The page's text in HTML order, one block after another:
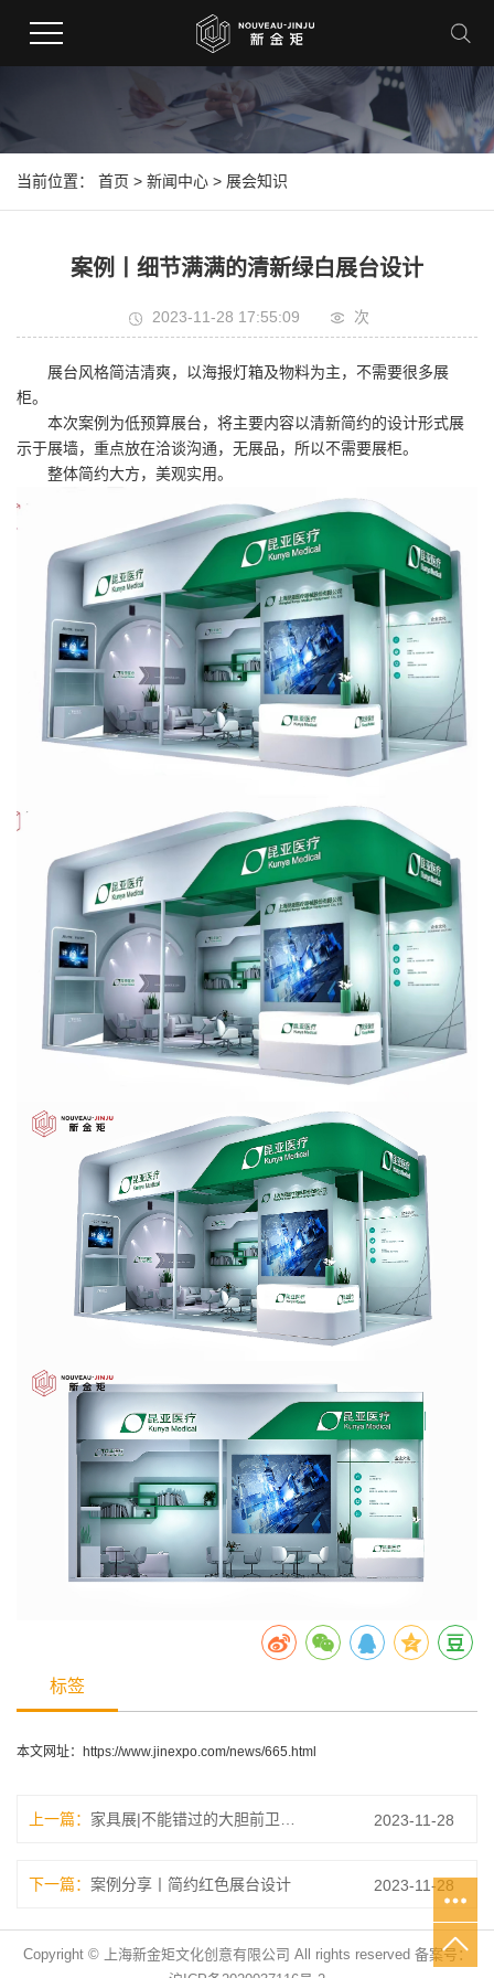
当前位置： 首页 > 新闻中心 > 展会知识
案例丨细节满满的清新绿白展台设计
2023-11-28 17:55:09 次
展台风格简洁清爽，以海报灯箱及物料为主，不需要很多展
柜。
本次案例为低预算展台，将主要内容以清新简约的设计形式展
示于展墙，重点放在洽谈沟通，无展品，所以不需要展柜。
整体简约大方，美观实用。
标签
本文网址： https://www.jinexpo.com/news/665.html
上一篇： 家具展|不能错过的大胆前卫的撞色展台设计队 2023-11-28
下一篇： 案例分享丨简约红色展台设计 2023-11-28
Copyright © 上海新金矩文化创意有限公司 All rights reserved 备案号：